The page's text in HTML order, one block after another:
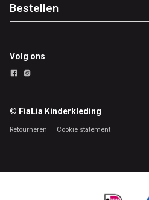
Bestellen
Volg ons
© FiaLia Kinderkleding
Retourneren Cookie statement